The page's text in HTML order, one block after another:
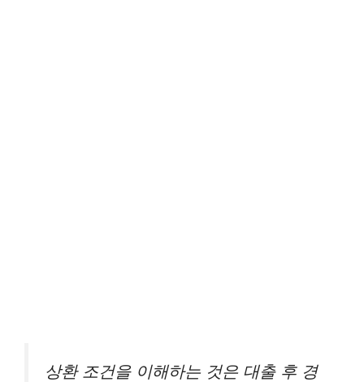
상환 조건을 이해하는 것은 대출 후 경